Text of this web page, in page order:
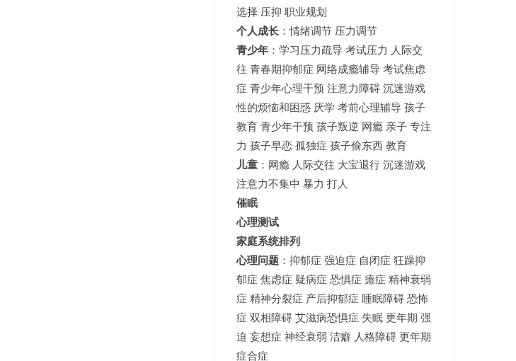
选择 压抑 职业规划
个人成长：情绪调节 压力调节
青少年： 学习压力疏导 考试压力 人际交
往 青春期抑郁症 网络成瘾辅导 考试焦虑
症 青少年心理干预 注意力障碍 沉迷游戏
性的烦恼和困惑 厌学 考前心理辅导 孩子
教育 青少年干预 孩子叛逆 网瘾 亲子 专注
力 孩子早恋 孤独症 孩子偷东西 教育
儿童：网瘾 人际交往 大宝退行 沉迷游戏
注意力不集中 暴力 打人
催眠
心理测试
家庭系统排列
心理问题：抑郁症 强迫症 自闭症 狂躁抑
郁症 焦虑症 疑病症 恐惧症 癔症 精神衰弱
症 精神分裂症 产后抑郁症 睡眠障碍 恐怖
症 双相障碍 艾滋病恐惧症 失眠 更年期 强
迫 妄想症 神经衰弱 洁癖 人格障碍 更年期
症合症